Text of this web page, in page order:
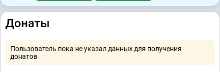
Донаты
Пользователь пока не указал данных для получения
донатов